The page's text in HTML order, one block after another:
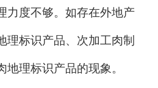
力度不够。如存在外地产
理标识产品、次加工肉制
地理标识产品的现象。